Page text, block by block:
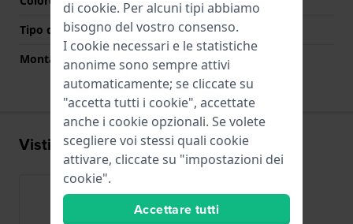
Tipo di montatura
Perni a molla
Montatura dritta
Visti di recente
di cookie. Per alcuni tipi abbiamo
bisogno del vostro consenso.
I cookie necessari e le statistiche
anonime sono sempre attivi
automaticamente; se cliccate su
"accetta tutti i cookie", accettate
anche i cookie opzionali. Se volete
scegliere voi stessi quali cookie
attivare, cliccate su "impostazioni dei
cookie".
Accettare tutti